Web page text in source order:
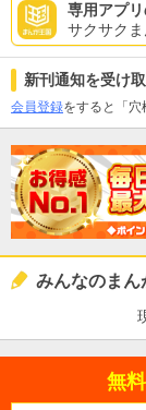
専用アプ
サクサクま
新刊通知を受け
会員登録をすると「穴
みんなのまん
無